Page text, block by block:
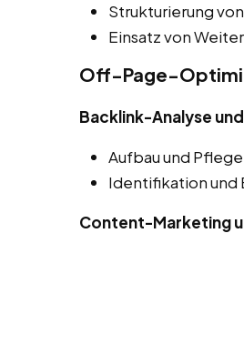
Strukturierung
Einsatz von
Off-Page-
Backlink-Analyse
Aufbau und
Identifikation und
Content-Marketing